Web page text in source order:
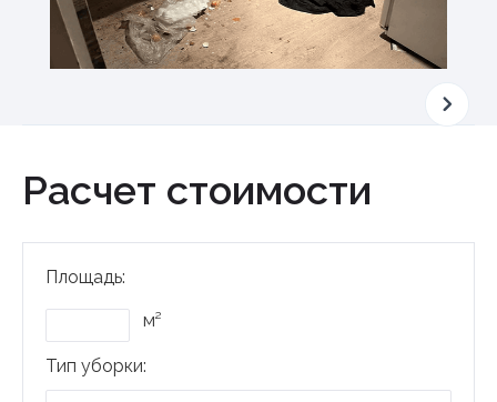
Расчет стоимости
Площадь:
м²
Тип уборки: